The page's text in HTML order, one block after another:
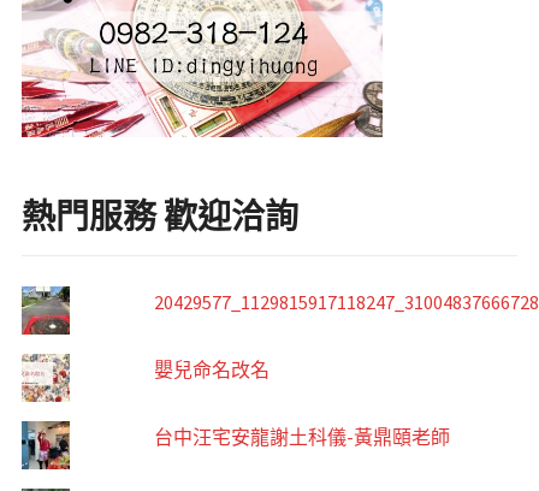
熱門服務 歡迎洽詢
嬰兒命名改名
台中汪宅安龍謝土科儀-黃鼎頤老師